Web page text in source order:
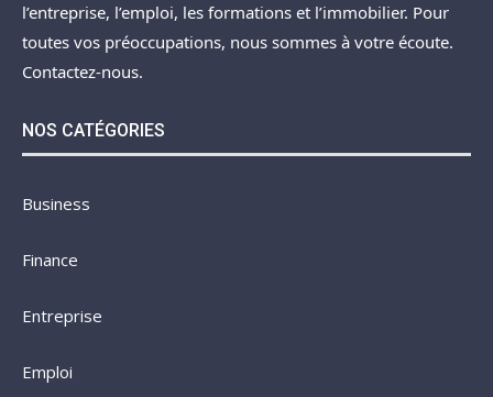
l’entreprise, l’emploi, les formations et l’immobilier. Pour
toutes vos préoccupations, nous sommes à votre écoute.
Contactez-nous.
NOS CATÉGORIES
Business
Finance
Entreprise
Emploi